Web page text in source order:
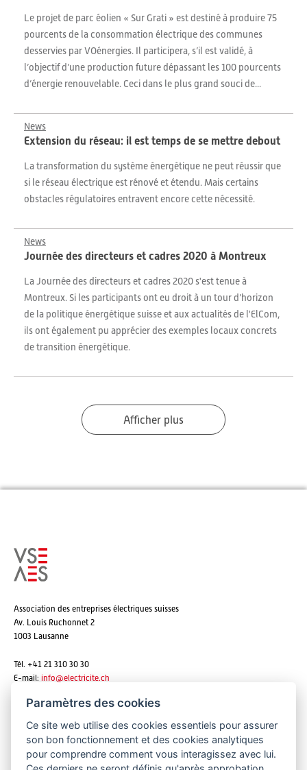
Le projet de parc éolien « Sur Grati » est destiné à produire 75
pourcents de la consommation électrique des communes
desservies par VOénergies. Il participera, s’il est validé, à
l’objectif d’une production future dépassant les 100 pourcents
d’énergie renouvelable. Ceci dans le plus grand souci de...
News
Extension du réseau: il est temps de se mettre debout
La transformation du système énergétique ne peut réussir que
si le réseau électrique est rénové et étendu. Mais certains
obstacles régulatoires entravent encore cette nécessité.
News
Journée des directeurs et cadres 2020 à Montreux
La Journée des directeurs et cadres 2020 s'est tenue à
Montreux. Si les participants ont eu droit à un tour d’horizon
de la politique énergétique suisse et aux actualités de l'ElCom,
ils ont également pu apprécier des exemples locaux concrets
de transition énergétique.
Afficher plus
Association des entreprises électriques suisses
Av. Louis Ruchonnet 2
1003 Lausanne
Tél. +41 21 310 30 30
E-mail: info@electricite.ch
S'abonner aux newsletters
Paramètres des cookies
Ce site web utilise des cookies essentiels pour assurer
son bon fonctionnement et des cookies analytiques
pour comprendre comment vous interagissez avec lui.